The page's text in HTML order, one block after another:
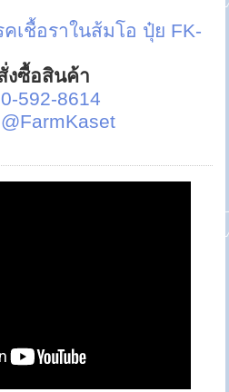
เชื้อราในส้มโอ ปุ๋ย FK-
งซื้อสินค้า
592-8614
@FarmKaset